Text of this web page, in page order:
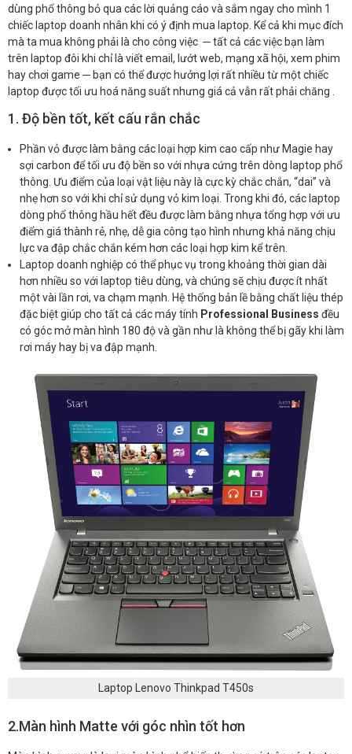
dùng phổ thông bỏ qua các lời quảng cáo và sắm ngay cho mình 1
chiếc laptop doanh nhân khi có ý định mua laptop. Kể cả khi mục đích
mà ta mua không phải là cho công việc ─ tất cả các việc bạn làm
trên laptop đôi khi chỉ là viết email, lướt web, mạng xã hội, xem phim
hay chơi game ─ bạn có thể được hưởng lợi rất nhiều từ một chiếc
laptop được tối ưu hoá năng suất nhưng giá cả vẫn rất phải chăng .
1. Độ bền tốt, kết cấu rắn chắc
Phần vỏ được làm bằng các loại hợp kim cao cấp như Magie hay
sợi carbon để tối ưu độ bền so với nhựa cứng trên dòng laptop phổ
thông. Ưu điểm của loại vật liệu này là cực kỳ chắc chắn, “dai” và
nhẹ hơn so với khi chỉ sử dụng vỏ kim loại. Trong khi đó, các laptop
dòng phổ thông hầu hết đều được làm bằng nhựa tổng hợp với ưu
điểm giá thành rẻ, nhẹ, dễ gia công tạo hình nhưng khả năng chịu
lực va đập chắc chắn kém hơn các loại hợp kim kể trên.
Laptop doanh nghiệp có thể phục vụ trong khoảng thời gian dài
hơn nhiều so với laptop tiêu dùng, và chúng sẽ chịu được ít nhất
một vài lần rơi, va chạm mạnh. Hệ thống bản lề bằng chất liệu thép
đặc biệt giúp cho tất cả các máy tính Professional Business đều
có góc mở màn hình 180 độ và gần như là không thể bị gãy khi làm
rơi máy hay bị va đập mạnh.
Laptop Lenovo Thinkpad T450s
2.Màn hình Matte với góc nhìn tốt hơn